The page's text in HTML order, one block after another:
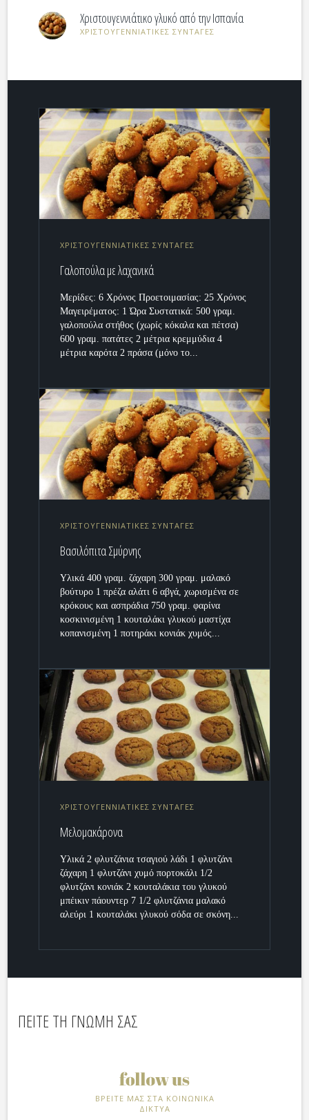
Χριστουγεννιάτικο γλυκό από την Ισπανία
ΧΡΙΣΤΟΥΓΕΝΝΙΑΤΙΚΕΣ ΣΥΝΤΑΓΕΣ
ΧΡΙΣΤΟΥΓΕΝΝΙΑΤΙΚΕΣ ΣΥΝΤΑΓΕΣ
Γαλοπούλα με λαχανικά
Μερίδες: 6 Χρόνος Προετοιμασίας: 25 Χρόνος
Μαγειρέματος: 1 Ώρα Συστατικά: 500 γραμ.
γαλοπούλα στήθος (χωρίς κόκαλα και πέτσα)
600 γραμ. πατάτες 2 μέτρια κρεμμύδια 4
μέτρια καρότα 2 πράσα (μόνο το...
ΧΡΙΣΤΟΥΓΕΝΝΙΑΤΙΚΕΣ ΣΥΝΤΑΓΕΣ
Βασιλόπιτα Σμύρνης
Υλικά 400 γραμ. ζάχαρη 300 γραμ. μαλακό
βούτυρο 1 πρέζα αλάτι 6 αβγά, χωρισμένα σε
κρόκους και ασπράδια 750 γραμ. φαρίνα
κοσκινισμένη 1 κουταλάκι γλυκού μαστίχα
κοπανισμένη 1 ποτηράκι κονιάκ χυμός...
ΧΡΙΣΤΟΥΓΕΝΝΙΑΤΙΚΕΣ ΣΥΝΤΑΓΕΣ
Μελομακάρονα
Υλικά 2 φλυτζάνια τσαγιού λάδι 1 φλυτζάνι
ζάχαρη 1 φλυτζάνι χυμό πορτοκάλι 1/2
φλυτζάνι κονιάκ 2 κουταλάκια του γλυκού
μπέικιν πάουντερ 7 1/2 φλυτζάνια μαλακό
αλεύρι 1 κουταλάκι γλυκού σόδα σε σκόνη...
ΠΕΙΤΕ ΤΗ ΓΝΩΜΗ ΣΑΣ
ΒΡΕΙΤΕ ΜΑΣ ΣΤΑ ΚΟΙΝΩΝΙΚΑ
ΔΙΚΤΥΑ